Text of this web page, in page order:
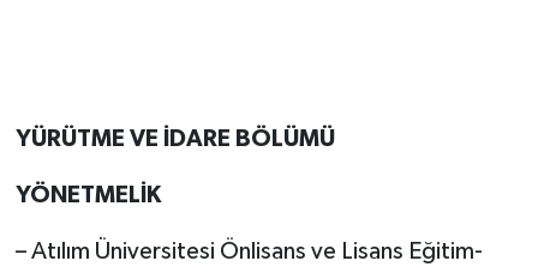
YÜRÜTME VE İDARE BÖLÜMÜ
YÖNETMELİK
– Atılım Üniversitesi Önlisans ve Lisans Eğitim-